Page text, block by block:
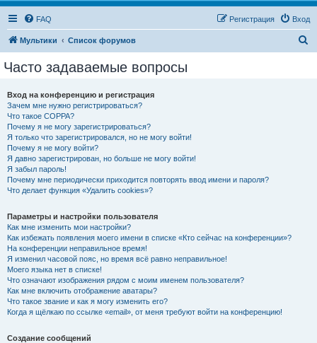
FAQ Вход
Регистрация
Мультики Список форумов
Часто задаваемые вопросы
Вход на конференцию и регистрация
Зачем мне нужно регистрироваться?
Что такое COPPA?
Почему я не могу зарегистрироваться?
Я только что зарегистрировался, но не могу войти!
Почему я не могу войти?
Я давно зарегистрирован, но больше не могу войти!
Я забыл пароль!
Почему мне периодически приходится повторять ввод имени и пароля?
Что делает функция «Удалить cookies»?
Параметры и настройки пользователя
Как мне изменить мои настройки?
Как избежать появления моего имени в списке «Кто сейчас на конференции»?
На конференции неправильное время!
Я изменил часовой пояс, но время всё равно неправильное!
Моего языка нет в списке!
Что означают изображения рядом с моим именем пользователя?
Как мне включить отображение аватары?
Что такое звание и как я могу изменить его?
Когда я щёлкаю по ссылке «email», от меня требуют войти на конференцию!
Создание сообщений